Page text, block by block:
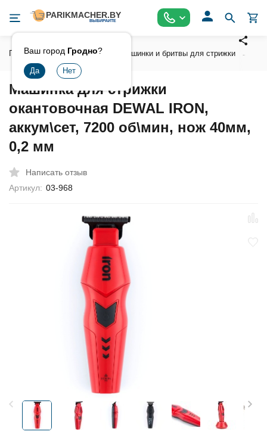
Ваш город Гродно?
Главная Инструмент Машинки и бритвы для стрижки
Машинка для стрижки
окантовочная DEWAL IRON,
аккум\сет, 7200 об\мин, нож 40мм,
0,2 мм
Написать отзыв
Артикул: 03-968